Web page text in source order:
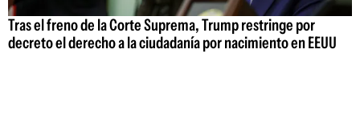
Tras el freno de la Corte Suprema, Trump restringe por
decreto el derecho a la ciudadanía por nacimiento en EEUU